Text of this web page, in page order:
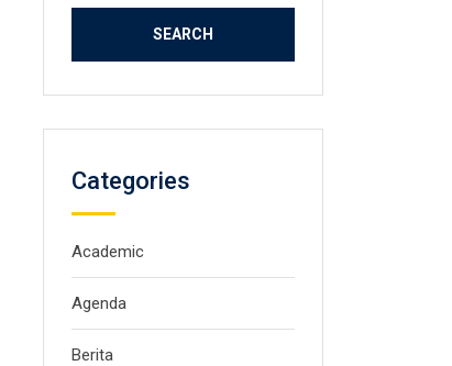
Categories
Academic
Agenda
Berita